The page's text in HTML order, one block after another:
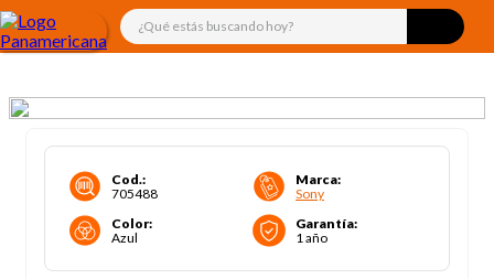
¿Qué estás buscando hoy?
Cod.:
705488
Marca:
Sony
Color:
Azul
Garantía:
1 año